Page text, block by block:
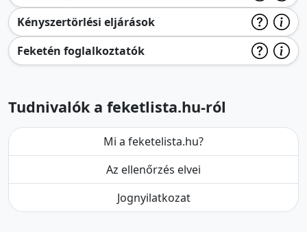
Kényszertörlési eljárások
Feketén foglalkoztatók
Tudnivalók a feketlista.hu-ról
Mi a feketelista.hu?
Az ellenőrzés elvei
Jognyilatkozat